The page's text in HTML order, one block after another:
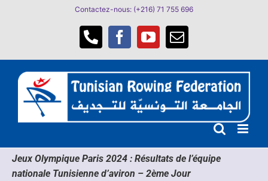
Contactez-nous: (+216) 71 755 696
Téléphone
Facebook
YouTube
Email
Jeux Olympique Paris 2024 : Résultats de l’équipe
nationale Tunisienne d’aviron – 2ème Jour